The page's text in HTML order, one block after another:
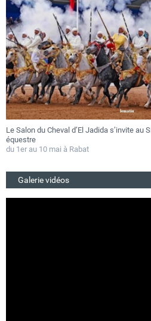
la culture
Festival Gnaoua 2026 :
Du 25 au 27 juin 2026
Galerie vidéos